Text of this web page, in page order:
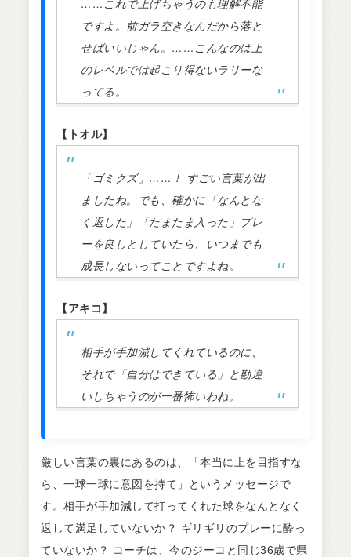
……これで上げちゃうのも理解不能
ですよ。前ガラ空きなんだから落と
せばいいじゃん。……こんなのは上
のレベルでは起こり得ないラリーな
ってる。
【トオル】
「ゴミクズ」……！ すごい言葉が出
ましたね。でも、確かに「なんとな
く返した」「たまたま入った」プレ
ーを良しとしていたら、いつまでも
成長しないってことですよね。
【アキコ】
相手が手加減してくれているのに、
それで「自分はできている」と勘違
いしちゃうのが一番怖いわね。
厳しい言葉の裏にあるのは、「本当に上を目指すな
ら、一球一球に意図を持て」というメッセージで
す。相手が手加減して打ってくれた球をなんとなく
返して満足していないか？ ギリギリのプレーに酔っ
ていないか？ コーチは、今のジーコと同じ36歳で県